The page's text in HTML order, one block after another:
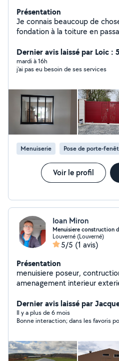
Présentation
Je connais beaucoup de
fondation à la toiture en
électronique grand public ,un peu indus , 30 ans) puis
technicien en automatisme
portes de garage, volets
vitrées, vitrines) ,vitrage,
est aussi une passion pour
pose d'automatisme, portails, interphonie, menuiseries
etc.
Dernier avis laissé par Loic :
mardi à 16h
j'ai pas eu besoin de ses services
Menuiserie Pose de porte-
Voir le profil
Ioan Miron
Menuisiere construction
Louverné (Louverné)
5/5 (1 avis)
Présentation
menuisiere poseur,
amenagement interieur
Dernier avis laissé par
Il y a plus de 6 mois
Bonne interaction; dans les favoris